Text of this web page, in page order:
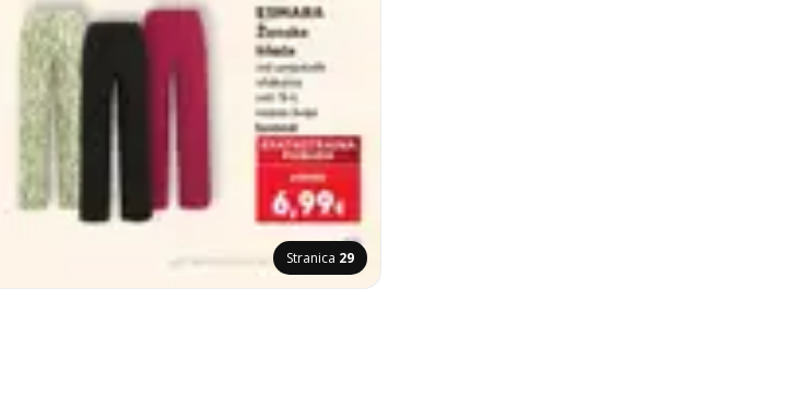
Stranica 29